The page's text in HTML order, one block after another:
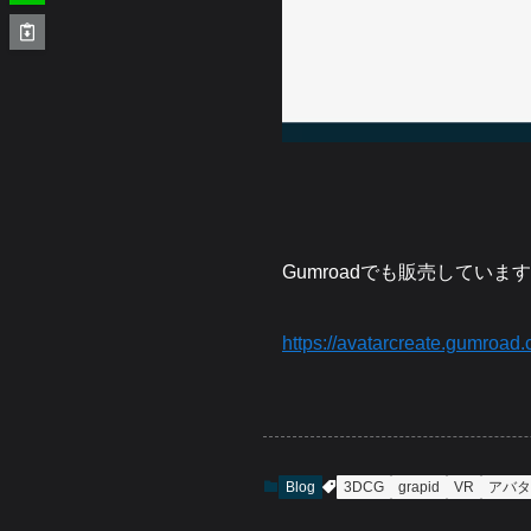
Gumroadでも販売しています
https://
Blog 3DCG grapid VR アバ